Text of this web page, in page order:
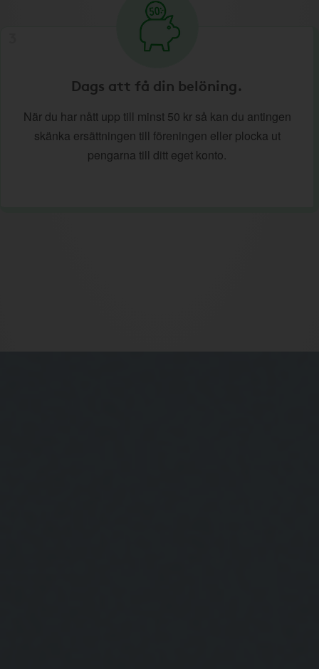
Dags att få din belöning.
När du har nått upp till minst 50 kr så kan du antingen
skänka ersättningen till föreningen eller plocka ut
pengarna till ditt eget konto.